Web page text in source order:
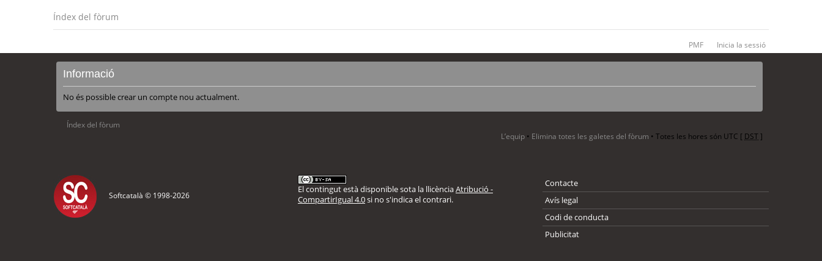
Índex del fòrum
PMF Inicia la sessió
Informació
No és possible crear un compte nou actualment.
Índex del fòrum
L’equip • Elimina totes les galetes del fòrum • Totes les hores són UTC [ DST]
Softcatalà © 1998-2026
El contingut està disponible sota la llicènciaAtribució -
CompartirIgual 4.0si no s'indica el contrari.
Contacte
Avís legal
Codi de conducta
Publicitat